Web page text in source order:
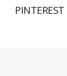
PINTEREST